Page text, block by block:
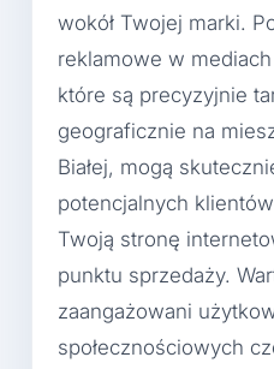
wokół Twojej marki.
reklamowe w
które są precyzyjnie
geograficznie na
Białej, mogą
potencjalnych
Twoją stronę
punktu sprzedaży.
zaangażowani
społecznościowych